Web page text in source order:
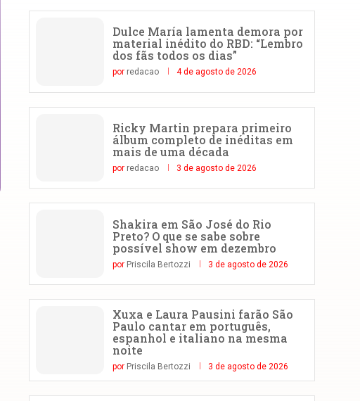
Dulce María lamenta demora por
material inédito do RBD: “Lembro
dos fãs todos os dias”
por redacao 4 de agosto de 2026
Ricky Martin prepara primeiro
álbum completo de inéditas em
mais de uma década
por redacao 3 de agosto de 2026
Shakira em São José do Rio
Preto? O que se sabe sobre
possível show em dezembro
por Priscila Bertozzi 3 de agosto de 2026
Xuxa e Laura Pausini farão São
Paulo cantar em português,
espanhol e italiano na mesma
noite
por Priscila Bertozzi 3 de agosto de 2026